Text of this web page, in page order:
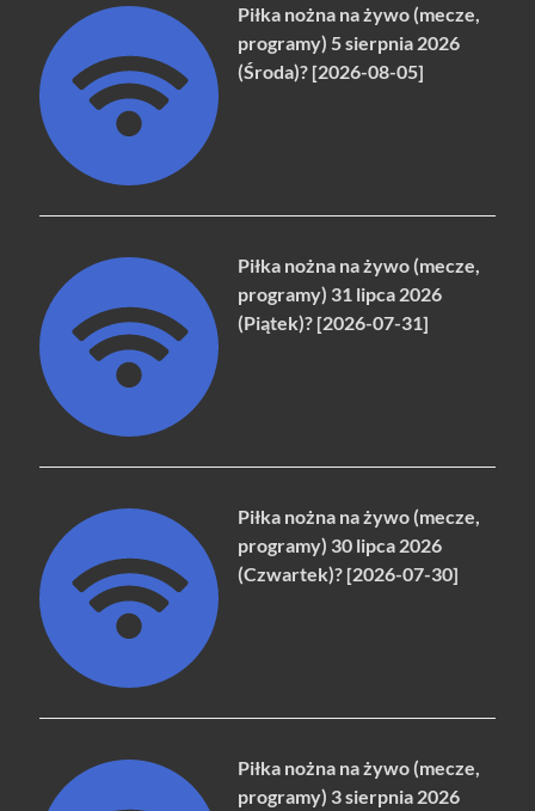
Piłka nożna na żywo (mecze,
programy) 5 sierpnia 2026
(Środa)? [2026-08-05]
Piłka nożna na żywo (mecze,
programy) 31 lipca 2026
(Piątek)? [2026-07-31]
Piłka nożna na żywo (mecze,
programy) 30 lipca 2026
(Czwartek)? [2026-07-30]
Piłka nożna na żywo (mecze,
programy) 3 sierpnia 2026